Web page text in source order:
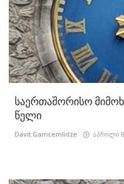
საერთაშორისო
წელი
Davit.Gamcemlidze აპრილი